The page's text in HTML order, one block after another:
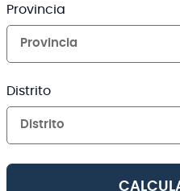
Provincia
Provincia
Distrito
Distrito